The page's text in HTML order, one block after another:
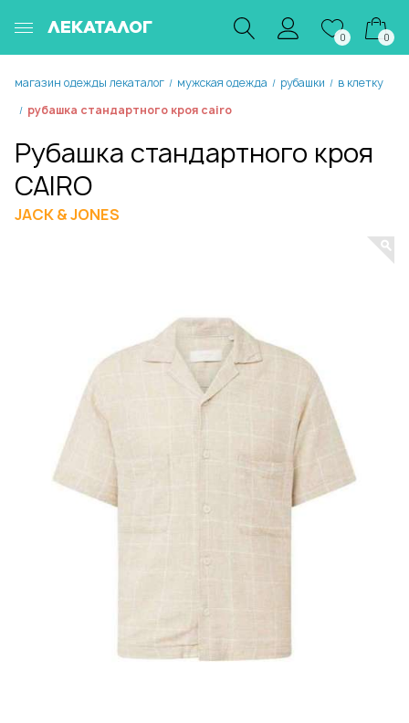
ЛЕКАТАЛОГ
0 0
магазин одежды лекаталог / мужская одежда / рубашки / в клетку
/ рубашка стандартного кроя cairo
Рубашка стандартного кроя
CAIRO
JACK & JONES